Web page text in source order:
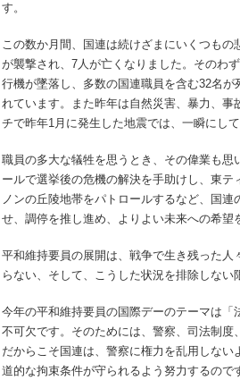
す。
この数か月間、国連は続けざまにいくつも
が襲撃され、7人が亡くなりました。そのわ
行機が墜落し、多数の国連職員を含む32名
れています。また昨年は自然災害、暴力、
チで昨年1月に発生した地震では、一瞬にし
職員の多大な犠牲を思うとき、その偉業も
ールで選挙後の危機の解決を手助けし、東
ノンの丘陵地帯をパトロールするなど、国
せ、調停を推し進め、よりよい未来への希望
平和維持要員の展開は、戦争で生き残った
らない、そして、こうした状況を排除しない
今年の平和維持要員の国際デーのテーマは
不可欠です。そのためには、警察、司法制度
だからこそ国連は、警察に権力を乱用しな
道的な拘束条件が守られるよう努力するので